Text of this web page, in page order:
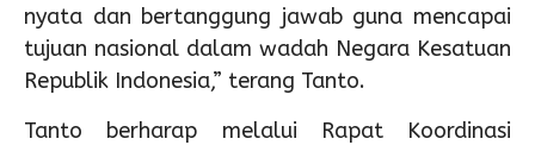
nyata dan bertanggung jawab guna mencapai
tujuan nasional dalam wadah Negara Kesatuan
Republik Indonesia,” terang Tanto.
Tanto berharap melalui Rapat Koordinasi